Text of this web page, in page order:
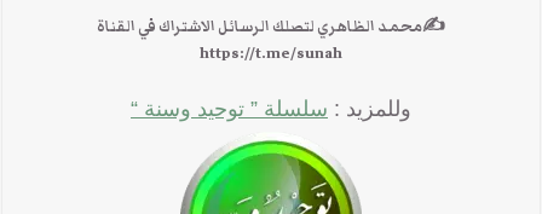
✍محمد الظاهري لتصلك الرسائل الاشتراك في القناة
https://t.me/sunah
وللمزيد : سلسلة ” توحيد وسنة “